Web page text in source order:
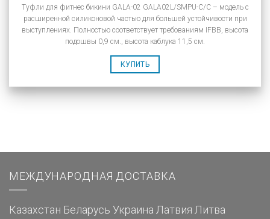
Туфли для фитнес бикини GALA-02 GALA02L/SMPU-C/C – модель с
расширенной силиконовой частью для большей устойчивости при
выступлениях. Полностью соответствует требованиям IFBB, высота
подошвы 0,9 см., высота каблука 11,5 см.
КУПИТЬ
МЕЖДУНАРОДНАЯ ДОСТАВКА
Казахстан Беларусь Украина Латвия Литва